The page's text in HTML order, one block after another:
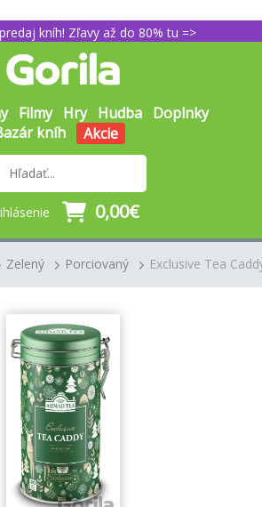
kníh! Zľavy až do 80% tu =>
Filmy Hry Hudba Doplnky
kníh
Akcie
0,00€
Zelený Porciovaný Exclusive Tea